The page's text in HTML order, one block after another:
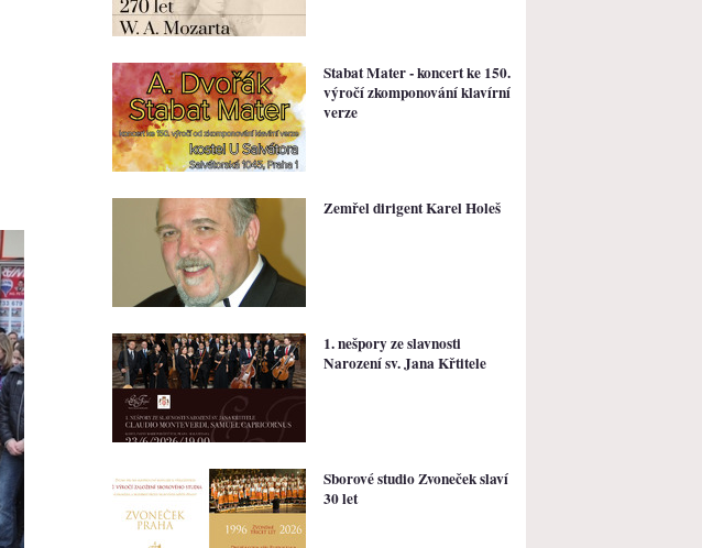
Stabat Mater - koncert ke 150.
výročí zkomponování klavírní
verze
Zemřel dirigent Karel Holeš
1. nešpory ze slavnosti
Narození sv. Jana Křtitele
Sborové studio Zvoneček slaví
30 let